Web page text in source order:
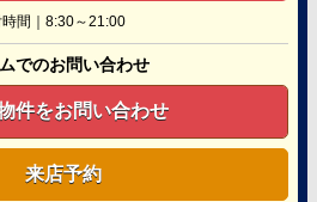
間｜8:30～21:00
でのお問い合わせ
件をお問い合わせ
来店予約